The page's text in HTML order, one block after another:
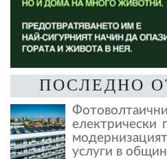
ПОСЛЕДНО
електрически
услуги в